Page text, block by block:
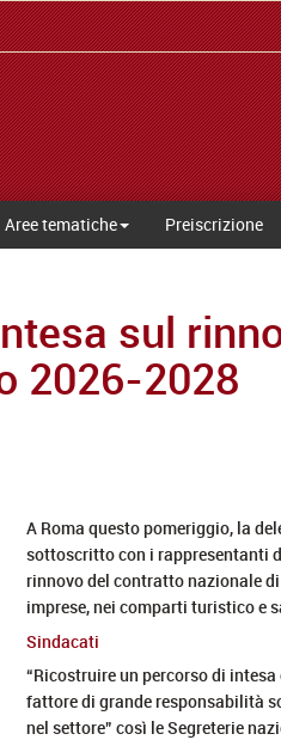
Aree tematiche Preiscrizione
sul
2026-2028
A Roma questo pomeriggio, la
sottoscritto con i rappresentanti
rinnovo del contratto nazionale
imprese, nei comparti turistico e
Sindacati
“Ricostruire un percorso di
fattore di grande responsabilità
nel settore” così le Segreterie